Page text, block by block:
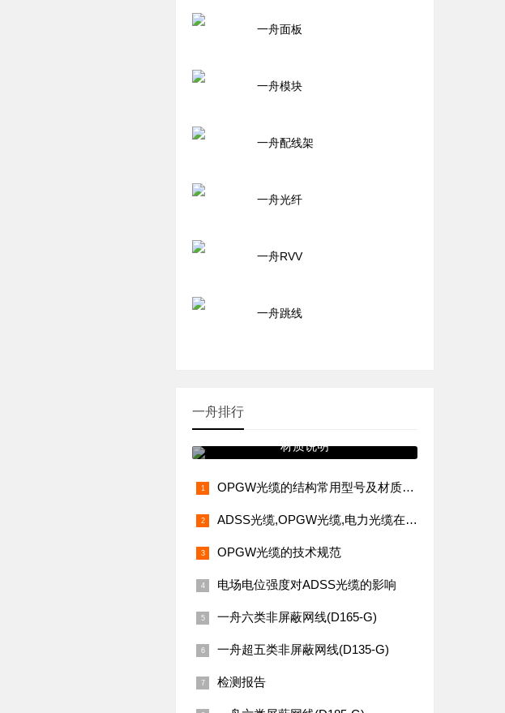
一舟面板
一舟模块
一舟配线架
一舟光纤
一舟RVV
一舟跳线
一舟排行
OPGW光缆的结构常用型号及
材质说明
OPGW光缆的结构常用型号及材质说明
ADSS光缆,OPGW光缆,电力光缆在通信系统中的应用
OPGW光缆的技术规范
电场电位强度对ADSS光缆的影响
一舟六类非屏蔽网线(D165-G)
一舟超五类非屏蔽网线(D135-G)
检测报告